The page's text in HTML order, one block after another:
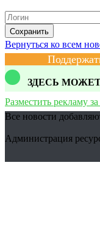
Сохранить
Вернуться ко всем
ЗДЕСЬ
Разместить рекламу
Все новости
Администрация